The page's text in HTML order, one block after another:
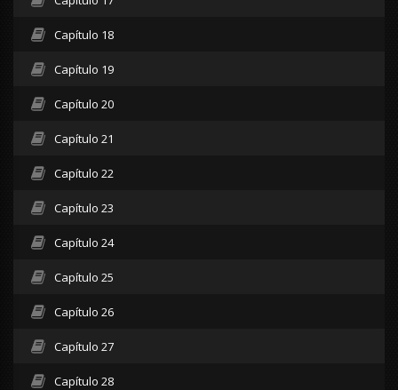
Capítulo 18
Capítulo 19
Capítulo 20
Capítulo 21
Capítulo 22
Capítulo 23
Capítulo 24
Capítulo 25
Capítulo 26
Capítulo 27
Capítulo 28